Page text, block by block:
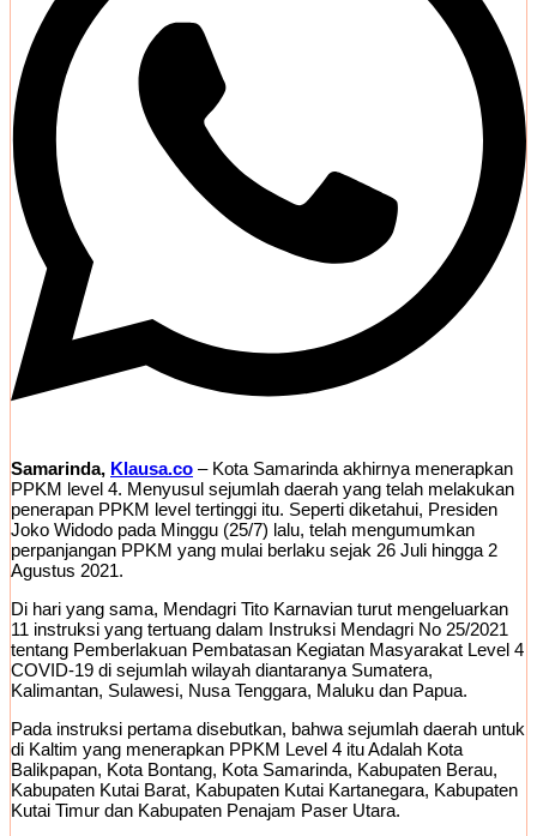
Samarinda, Klausa.co – Kota Samarinda akhirnya menerapkan
PPKM level 4. Menyusul sejumlah daerah yang telah melakukan
penerapan PPKM level tertinggi itu. Seperti diketahui, Presiden
Joko Widodo pada Minggu (25/7) lalu, telah mengumumkan
perpanjangan PPKM yang mulai berlaku sejak 26 Juli hingga 2
Agustus 2021.
Di hari yang sama, Mendagri Tito Karnavian turut mengeluarkan
11 instruksi yang tertuang dalam Instruksi Mendagri No 25/2021
tentang Pemberlakuan Pembatasan Kegiatan Masyarakat Level 4
COVID-19 di sejumlah wilayah diantaranya Sumatera,
Kalimantan, Sulawesi, Nusa Tenggara, Maluku dan Papua.
Pada instruksi pertama disebutkan, bahwa sejumlah daerah untuk
di Kaltim yang menerapkan PPKM Level 4 itu Adalah Kota
Balikpapan, Kota Bontang, Kota Samarinda, Kabupaten Berau,
Kabupaten Kutai Barat, Kabupaten Kutai Kartanegara, Kabupaten
Kutai Timur dan Kabupaten Penajam Paser Utara.